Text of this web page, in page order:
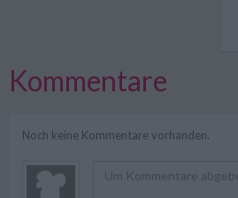
Kommentare
Noch keine Kommentare vorhanden.